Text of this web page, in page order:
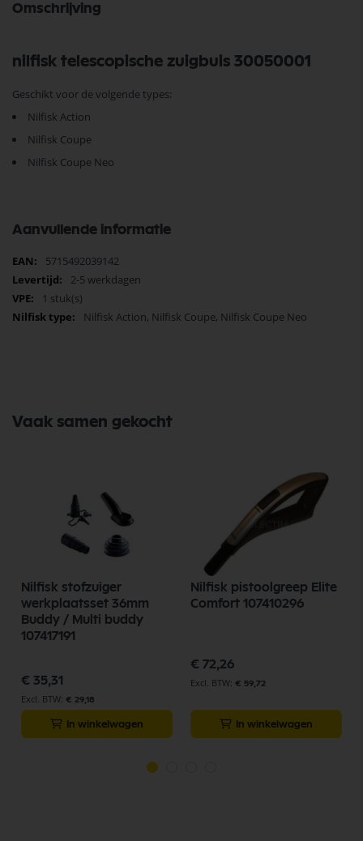
Omschrijving
nilfisk telescopische zuigbuis 30050001
Geschikt voor de volgende types:
Nilfisk Action
Nilfisk Coupe
Nilfisk Coupe Neo
Aanvullende informatie
Meer
informatie
5715492039142
2-5 werkdagen
1 stuk(s)
Nilfisk Action, Nilfisk Coupe, Nilfisk Coupe Neo
Vaak samen gekocht
Nilfisk stofzuiger
werkplaatsset 36mm
Buddy / Multi buddy
107417191
€ 35,31
€ 29,18
In winkelwagen
Nilfisk pistoolgreep Elite
Comfort 107410296
€ 72,26
€ 59,72
In winkelwagen